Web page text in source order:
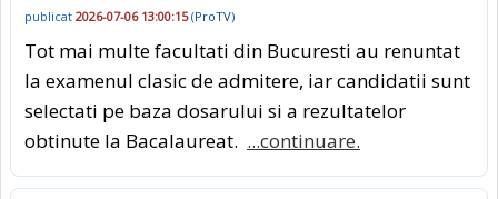
publicat 2026-07-06 13:00:15(ProTV)
Tot mai multe facultati din Bucuresti au renuntat
la examenul clasic de admitere, iar candidatii sunt
selectati pe baza dosarului si a rezultatelor
obtinute la Bacalaureat. ...continuare.